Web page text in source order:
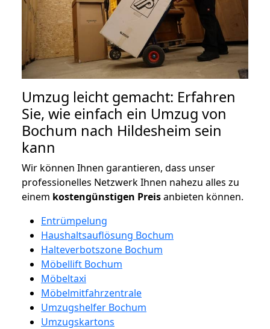
Umzug leicht gemacht: Erfahren
Sie, wie einfach ein Umzug von
Bochum nach Hildesheim sein
kann
Wir können Ihnen garantieren, dass unser
professionelles Netzwerk Ihnen nahezu alles zu
einem kostengünstigen Preisanbieten können.
Entrümpelung
Haushaltsauflösung Bochum
Halteverbotszone Bochum
Möbellift Bochum
Möbeltaxi
Möbelmitfahrzentrale
Umzugshelfer Bochum
Umzugskartons